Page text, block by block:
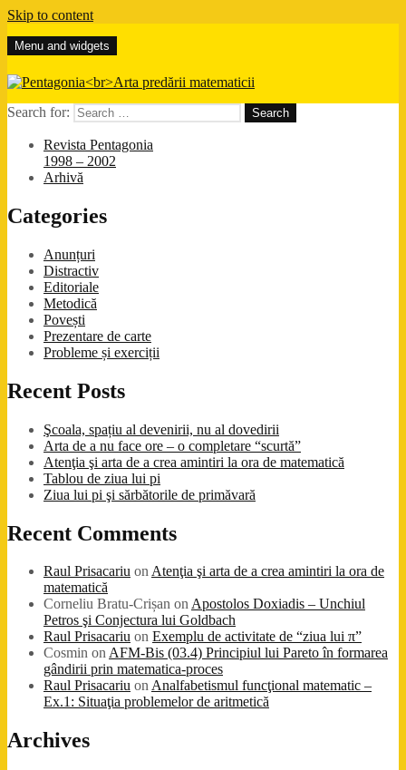
Skip to content
Pentagonia
Arta predării matematicii
Menu and widgets
Search for:
Revista Pentagonia
1998 – 2002
Arhivă
Categories
Anunțuri
Distractiv
Editoriale
Metodică
Povești
Prezentare de carte
Probleme și exerciții
Recent Posts
Şcoala, spațiu al devenirii, nu al dovedirii
Arta de a nu face ore – o completare “scurtă”
Atenţia şi arta de a crea amintiri la ora de matematică
Tablou de ziua lui pi
Ziua lui pi şi sărbătorile de primăvară
Recent Comments
Raul Prisacariu onAtenţia şi arta de a crea amintiri la ora de
matematică
Corneliu Bratu-Crișan onApostolos Doxiadis – Unchiul
Petros şi Conjectura lui Goldbach
Raul Prisacariu on Exemplu de activitate de “ziua lui π”
Cosmin onAFM-Bis (03.4) Principiul lui Pareto în formarea
gândirii prin matematica-proces
Raul Prisacariu onAnalfabetismul funcţional matematic –
Ex.1: Situaţia problemelor de aritmetică
Archives